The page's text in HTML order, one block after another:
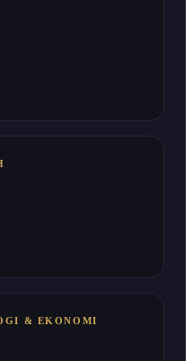
& EKONOMI